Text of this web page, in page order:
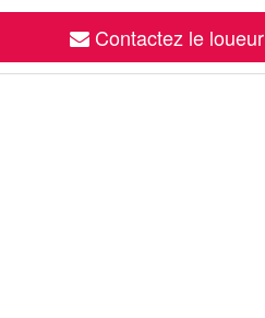
Contactez le loueur